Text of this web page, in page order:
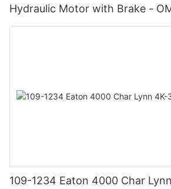
Hydraulic Motor with Brake -
109-1234 Eaton 4000 Char